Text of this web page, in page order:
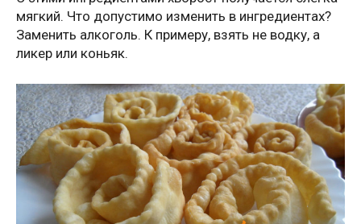
мягкий. Что допустимо изменить в ингредиентах?
Заменить алкоголь. К примеру, взять не водку, а
ликер или коньяк.